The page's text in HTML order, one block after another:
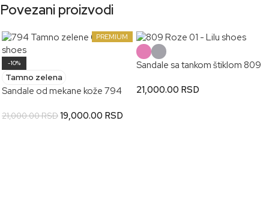
Povezani proizvodi
PREMIUM
-10%
Tamno zelena
Sandale od mekane kože 794
21,000.00RSD19,000.00 RSD
Sandale sa tankom štiklom 809
21,000.00 RSD